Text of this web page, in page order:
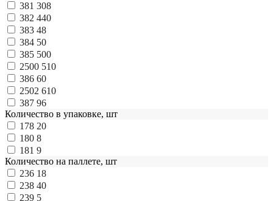
381 308
382 440
383 48
384 50
385 500
2500 510
386 60
2502 610
387 96
Количество в упаковке, шт
178 20
180 8
181 9
Количество на паллете, шт
236 18
238 40
239 5